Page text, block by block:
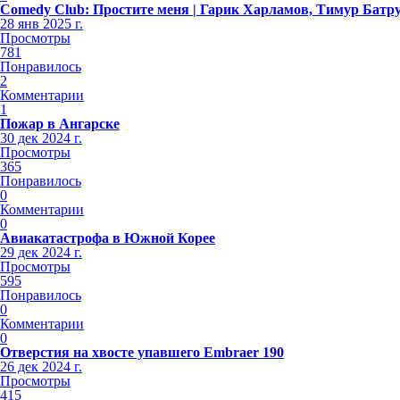
Comedy Club: Простите меня | Гарик Харламов, Тимур
28 янв 2025 г.
Просмотры
781
Понравилось
2
Комментарии
1
Пожар в Ангарске
30 дек 2024 г.
Просмотры
365
Понравилось
0
Комментарии
0
Авиакатастрофа в Южной Корее
29 дек 2024 г.
Просмотры
595
Понравилось
0
Комментарии
0
Отверстия на хвосте упавшего Embraer 190
26 дек 2024 г.
Просмотры
415